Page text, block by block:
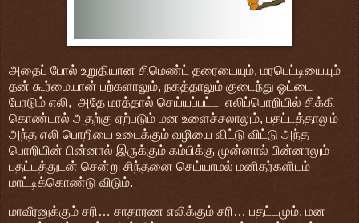
அதைப் போல் உறுதியான சிமெண்ட் தரையையும், மரபெட்டியையும்
தன் கூர்மையான் பற்களாலும், நகத்தாலும் குடைந்து ஓட்டை
போடும் எலி, அதே மரத்தால் செய்யப்பட்ட எலிப்பொறியில் சிக்கி
கொண்டால் அதற்கு ஏற்படும் மன உளைச்சலாலும், பதட்டத்தாலும்
அந்த எலி பொறியை உடைக்கும் வழியை விட்டு விட்டு அந்த
பொறியின் பின்னால் இருக்கும் கம்பிக்கு முன்னால் பின்னாலும்
பதட்டத்துடன் சென்று சிந்தனை செய்யாமல் மனிதர்களிடம்
மாட்டிக்கொண்டு விடும்.
மாவீரனுக்கும் சரி… சாதாரண எலிக்கும் சரி… பதட்டமும், மன